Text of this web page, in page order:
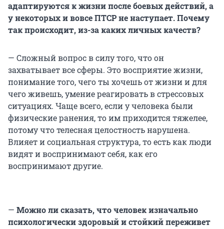
адаптируются к жизни после боевых действий, а
у некоторых и вовсе ПТСР не наступает. Почему
так происходит, из-за каких личных качеств?
— Сложный вопрос в силу того, что он
захватывает все сферы. Это восприятие жизни,
понимание того, чего ты хочешь от жизни и для
чего живешь, умение реагировать в стрессовых
ситуациях. Чаще всего, если у человека были
физические ранения, то им приходится тяжелее,
потому что телесная целостность нарушена.
Влияет и социальная структура, то есть как люди
видят и воспринимают себя, как его
воспринимают другие.
— Можно ли сказать, что человек изначально
психологически здоровый и стойкий переживет